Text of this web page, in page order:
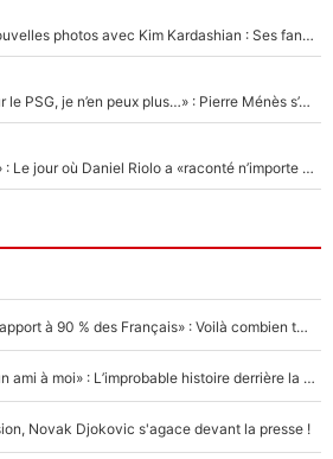
Lewis Hamilton poste de nouvelles photos avec Kim Kardashian : Ses fans le voient déjà redevenir champion du monde de F1 grâce à elle !
«Un très mauvais choix pour le PSG, je n’en peux plus…» : Pierre Ménès s’est complètement trompé avec Luis Enrique et ces déclarations le prouvent !
«Je m’en veux terriblement» : Le jour où Daniel Riolo a «raconté n’importe quoi» dans l'After Foot !
«C'est un beau salaire par rapport à 90 % des Français» : Voilà combien touchait Nelson Monfort sur France Télévisions avant de rejoindre CNews
«Elle était en couple avec un ami à moi» : L’improbable histoire derrière la «seule relation longue» de Novak Djokovic
Novak Djokovic s'agace devant la presse !